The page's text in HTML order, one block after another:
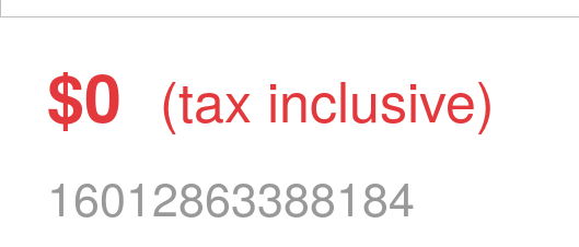
$0 (tax inclusive)
16012863388184